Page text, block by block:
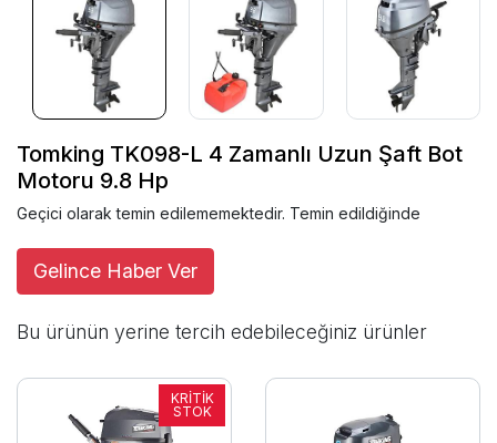
Tomking TK098-L 4 Zamanlı Uzun Şaft Bot
Motoru 9.8 Hp
Geçici olarak temin edilememektedir. Temin edildiğinde
Gelince Haber Ver
Bu ürünün yerine tercih edebileceğiniz ürünler